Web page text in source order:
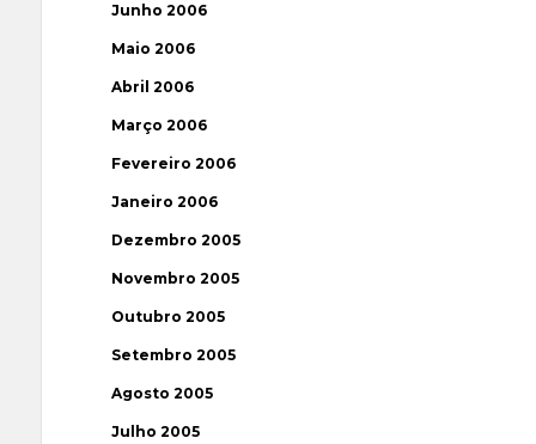
Junho 2006
Maio 2006
Abril 2006
Março 2006
Fevereiro 2006
Janeiro 2006
Dezembro 2005
Novembro 2005
Outubro 2005
Setembro 2005
Agosto 2005
Julho 2005